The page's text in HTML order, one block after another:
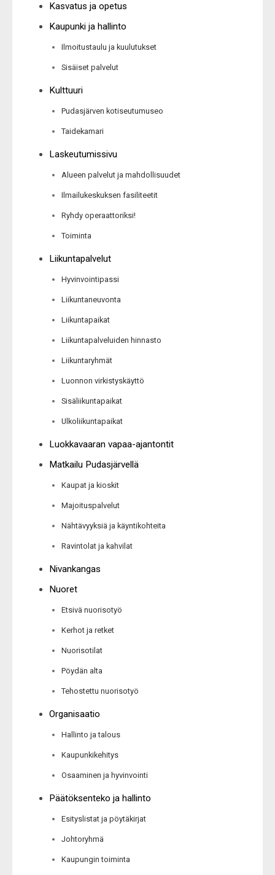
Kasvatus ja opetus
Kaupunki ja hallinto
Ilmoitustaulu ja kuulutukset
Sisäiset palvelut
Kulttuuri
Pudasjärven kotiseutumuseo
Taidekamari
Laskeutumissivu
Alueen palvelut ja mahdollisuudet
Ilmailukeskuksen fasiliteetit
Ryhdy operaattoriksi!
Toiminta
Liikuntapalvelut
Hyvinvointipassi
Liikuntaneuvonta
Liikuntapaikat
Liikuntapalveluiden hinnasto
Liikuntaryhmät
Luonnon virkistyskäyttö
Sisäliikuntapaikat
Ulkoliikuntapaikat
Luokkavaaran vapaa-ajantontit
Matkailu Pudasjärvellä
Kaupat ja kioskit
Majoituspalvelut
Nähtävyyksiä ja käyntikohteita
Ravintolat ja kahvilat
Nivankangas
Nuoret
Etsivä nuorisotyö
Kerhot ja retket
Nuorisotilat
Pöydän alta
Tehostettu nuorisotyö
Organisaatio
Hallinto ja talous
Kaupunkikehitys
Osaaminen ja hyvinvointi
Päätöksenteko ja hallinto
Esityslistat ja pöytäkirjat
Johtoryhmä
Kaupungin toiminta